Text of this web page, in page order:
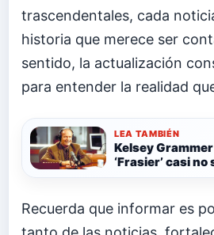
trascendentales, cada
historia que merece ser
sentido, la actualización
para entender la realidad
LEA TAMBIÉN
Kelsey
‘Frasier’ casi no
Recuerda que informar es